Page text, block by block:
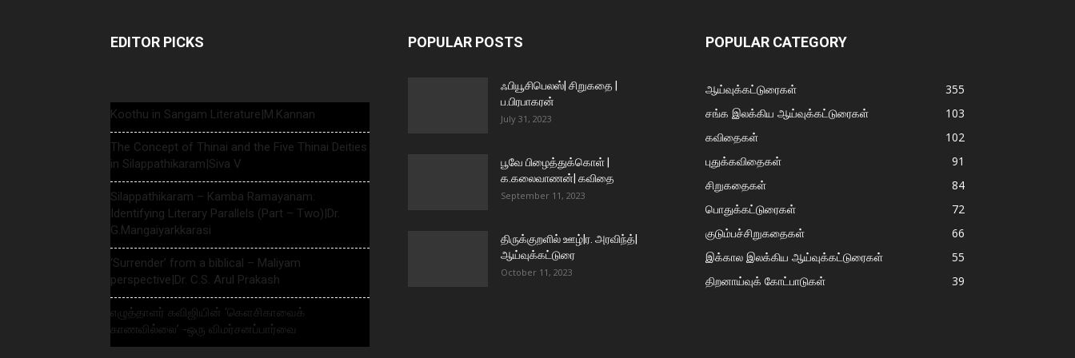
EDITOR PICKS
Koothu in Sangam Literature|M.Kannan
The Concept of Thinai and the Five Thinai Deities
in Silappathikaram|Siva V
Silappathikaram – Kamba Ramayanam:
Identifying Literary Parallels (Part – Two)|Dr.
G.Mangaiyarkkarasi
‘Surrender’ from a biblical – Maliyam
perspective|Dr. C.S. Arul Prakash
எழுத்தாளர் கவிஜியின் ‘கௌசிகாவைக்
காணவில்லை’ -ஒரு விமர்சனப்பார்வை
POPULAR POSTS
ஃபியூசிபெலஸ்| சிறுகதை |
ப.பிரபாகரன்
July 31, 2023
பூவே பிழைத்துக்கொள் |
க.கலைவாணன்| கவிதை
September 11, 2023
திருக்குறளில் ஊழ்|ர. அரவிந்த்|
ஆய்வுக்கட்டுரை
October 11, 2023
POPULAR CATEGORY
ஆய்வுக்கட்டுரைகள்
355
சங்க இலக்கிய ஆய்வுக்கட்டுரைகள்
103
கவிதைகள்
102
புதுக்கவிதைகள்
91
சிறுகதைகள்
84
பொதுக்கட்டுரைகள்
72
குடும்பச்சிறுகதைகள்
66
இக்கால இலக்கிய ஆய்வுக்கட்டுரைகள்
55
திறனாய்வுக் கோட்பாடுகள்
39